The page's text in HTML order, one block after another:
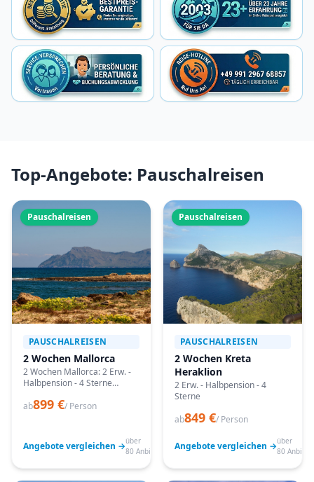
Top-Angebote: Pauschalreisen
Pauschalreisen
PAUSCHALREISEN
2 Wochen Mallorca
2 Wochen Mallorca: 2 Erw. -
Halbpension - 4 Sterne
passende Termine prüfen
ab899 €/ Person
Angebote vergleichen →über
80 Anbieter
Pauschalreisen
PAUSCHALREISEN
2 Wochen Kreta
Heraklion
2 Erw. - Halbpension - 4
Sterne
ab849 €/ Person
Angebote vergleichen →über
80